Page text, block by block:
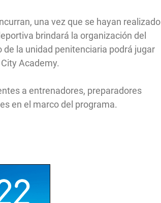
una vez que se hayan realizado
brindará la organización del
la unidad penitenciaria podrá jugar
Academy.
a entrenadores, preparadores
en el marco del programa.